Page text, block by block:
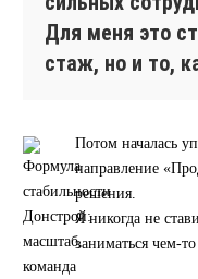
Для меня это
стаж, но и то,
Потом началась
направление
решения.
Я никогда не
заниматься чем-